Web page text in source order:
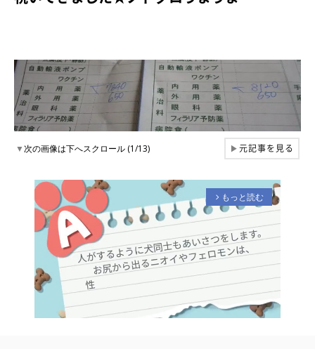
▼次の画像は下へスクロール (1/13) ▶元記事を見る
arrow_forward_ios もっと読む